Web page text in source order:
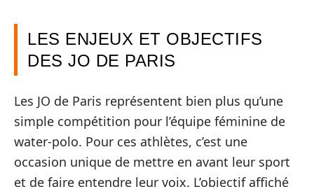
LES ENJEUX ET OBJECTIFS
DES JO DE PARIS
Les JO de Paris représentent bien plus qu’une
simple compétition pour l’équipe féminine de
water-polo. Pour ces athlètes, c’est une
occasion unique de mettre en avant leur sport
et de faire entendre leur voix. L’objectif affiché